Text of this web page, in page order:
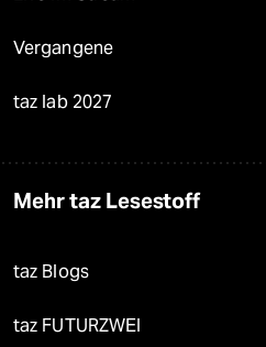
Vergangene
taz lab 2027
Mehr taz Lesestoff
taz Blogs
taz FUTURZWEI